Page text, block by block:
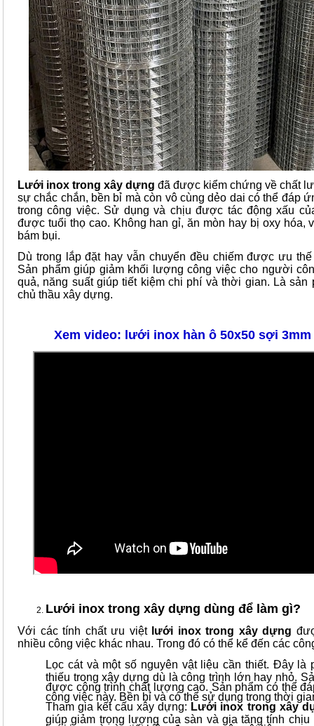
Lưới inox trong xây dựng đã được kiểm chứng về chất
sự chắc chắn, bền bỉ mà còn vô cùng dẻo dai có thể đáp
trong công việc. Sử dụng và chịu được tác động xấu
được tuổi thọ cao. Không han gỉ, ăn mòn hay bị oxy hóa,
bám bụi.
Dù trong lắp đặt hay vẫn chuyển đều chiếm được ưu
Sản phẩm giúp giảm khối lượng công việc cho người
quả, năng suất giúp tiết kiệm chi phí và thời gian. Là sản
chủ thầu xây dựng.
Xem video: lưới inox hàn ô 50x50 sợi
Lưới inox trong xây dựng dùng để làm gì?
Với các tính chất ưu việt lưới inox trong xây dựng
nhiều công việc khác nhau. Trong đó có thể kể đến các
Lọc cát và một số nguyên vật liệu cần thiết. Đây là
thiếu trong xây dựng dù là công trình lớn hay nhỏ.
được công trình chất lượng cao. Sản phẩm có thể
công việc này. Bền bỉ và có thể sử dụng trong thời
Tham gia kết cấu xây dựng: Lưới inox trong xây
giúp giảm trọng lượng của sàn và gia tăng tính